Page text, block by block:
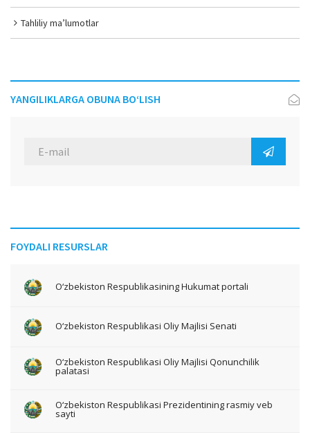
Tahliliy ma’lumotlar
YANGILIKLARGA OBUNA BO‘LISH
FOYDALI RESURSLAR
O‘zbekiston Respublikasining Hukumat portali
O‘zbekiston Respublikasi Oliy Majlisi Senati
O‘zbekiston Respublikasi Oliy Majlisi Qonunchilik
palatasi
O‘zbekiston Respublikasi Prezidentining rasmiy veb
sayti